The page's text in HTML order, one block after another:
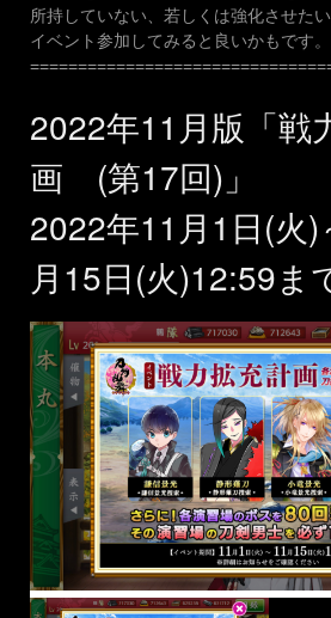
所持していない、若しくは強化させた
イベント参加してみると良いかもです。
2022年11月版「戦
画 (第17回)」
2022年11月1日(火)
月15日(火)12:59ま